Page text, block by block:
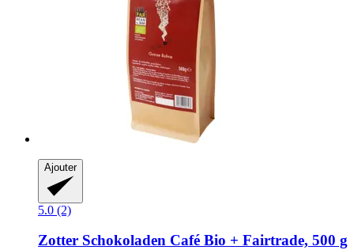
Ajouter
5.0 (2)
Zotter Schokoladen Café Bio + Fairtrade, 500 g